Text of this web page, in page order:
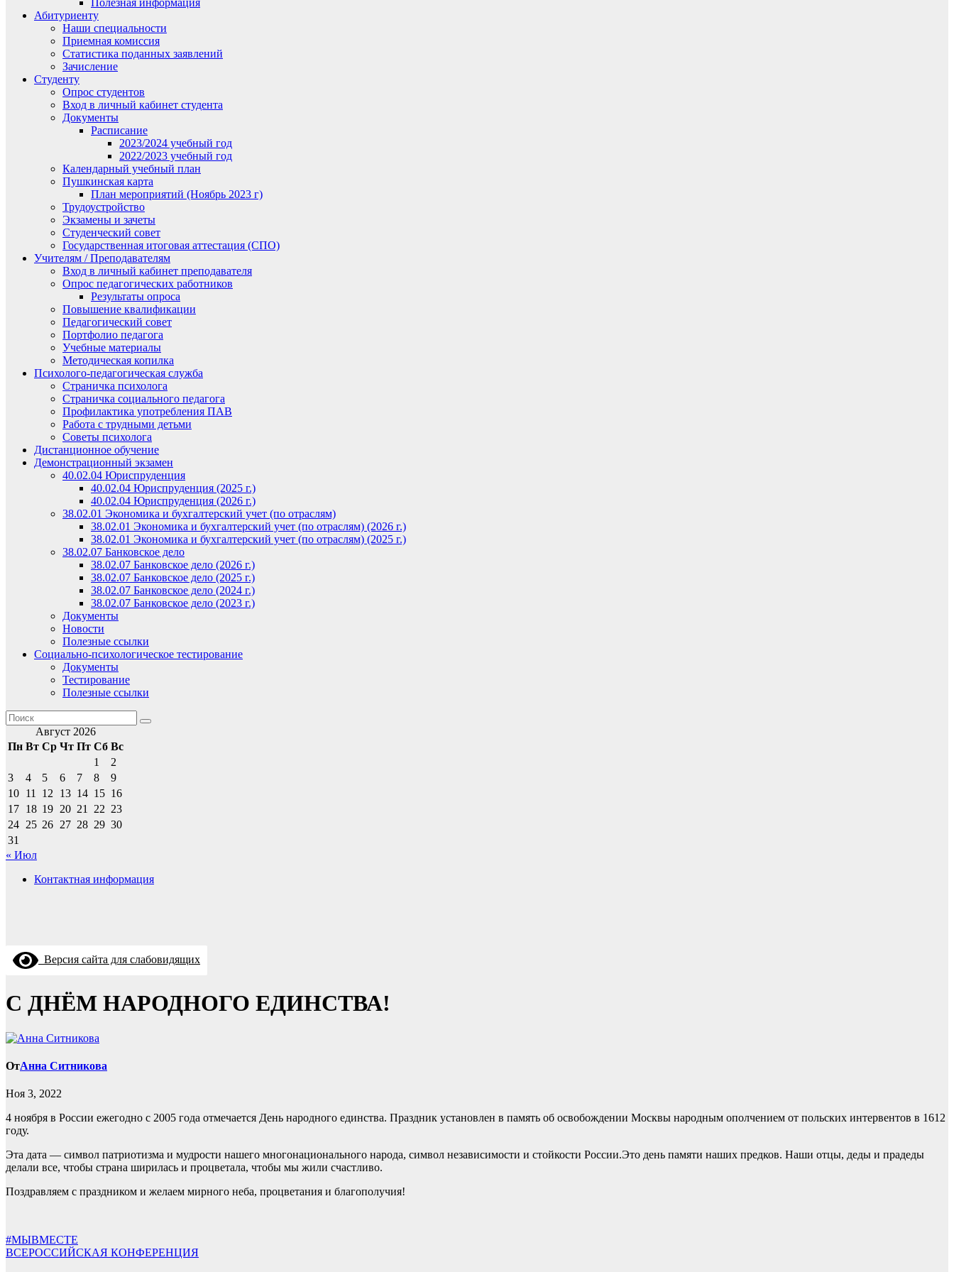
Полезная информация
Абитуриенту
Наши специальности
Приемная комиссия
Статистика поданных заявлений
Зачисление
Студенту
Опрос студентов
Вход в личный кабинет студента
Документы
Расписание
2023/2024 учебный год
2022/2023 учебный год
Календарный учебный план
Пушкинская карта
План мероприятий (Ноябрь 2023 г)
Трудоустройство
Экзамены и зачеты
Студенческий совет
Государственная итоговая аттестация (СПО)
Учителям / Преподавателям
Вход в личный кабинет преподавателя
Опрос педагогических работников
Результаты опроса
Повышение квалификации
Педагогический совет
Портфолио педагога
Учебные материалы
Методическая копилка
Психолого-педагогическая служба
Страничка психолога
Страничка социального педагога
Профилактика употребления ПАВ
Работа с трудными детьми
Советы психолога
Дистанционное обучение
Демонстрационный экзамен
40.02.04 Юриспруденция
40.02.04 Юриспруденция (2025 г.)
40.02.04 Юриспруденция (2026 г.)
38.02.01 Экономика и бухгалтерский учет (по отраслям)
38.02.01 Экономика и бухгалтерский учет (по отраслям) (2026 г.)
38.02.01 Экономика и бухгалтерский учет (по отраслям) (2025 г.)
38.02.07 Банковское дело
38.02.07 Банковское дело (2026 г.)
38.02.07 Банковское дело (2025 г.)
38.02.07 Банковское дело (2024 г.)
38.02.07 Банковское дело (2023 г.)
Документы
Новости
Полезные ссылки
Социально-психологическое тестирование
Документы
Тестирование
Полезные ссылки
Август 2026
Пн Вт Ср Чт Пт Сб Вс
1
2
3
4 5 6 7 8
9
10 11 12 13 14 15 16
17 18 19 20 21 22 23
24 25 26 27 28 29 30
31
« Июл
Контактная информация
Версия сайта для слабовидящих
С ДНЁМ НАРОДНОГО ЕДИНСТВА!
ОтАнна Ситникова
Ноя 3, 2022
4 ноября в России ежегодно с 2005 года отмечается День народного единства. Праздник установлен в память об освобождении Москвы народным ополчением от польских интервентов в 1612
году.
Эта дата — символ патриотизма и мудрости нашего многонационального народа, символ независимости и стойкости России.Это день памяти наших предков. Наши отцы, деды и прадеды
делали все, чтобы страна ширилась и процветала, чтобы мы жили счастливо.
Поздравляем с праздником и желаем мирного неба, процветания и благополучия!
Навигация
по
#МЫВМЕСТЕ
ВСЕРОССИЙСКАЯ КОНФЕРЕНЦИЯ